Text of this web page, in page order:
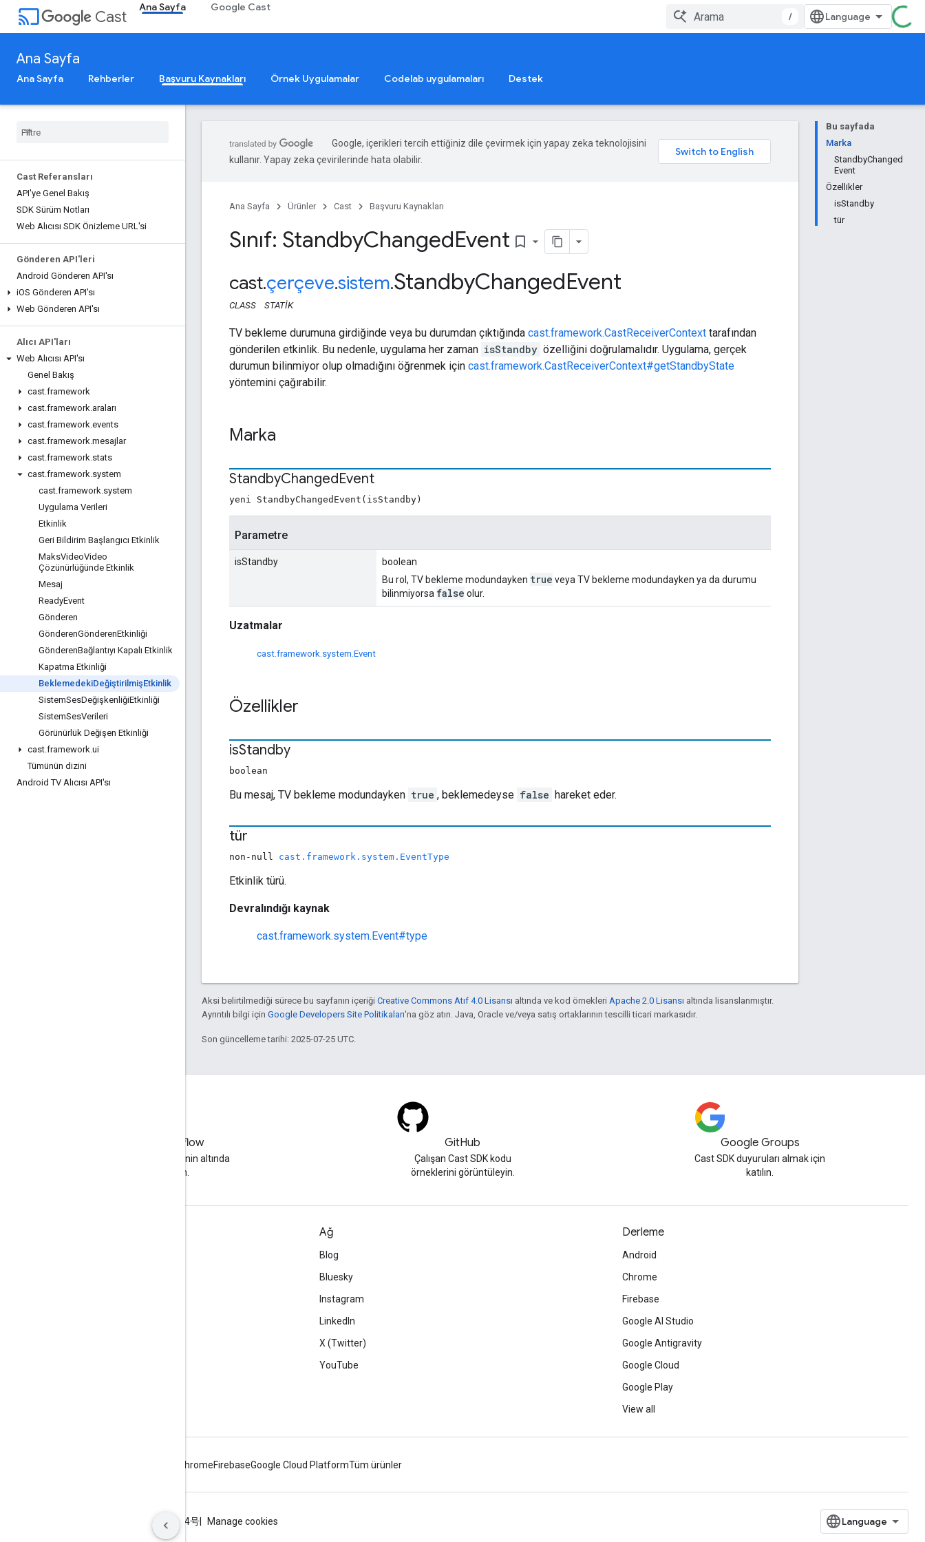
cast Cast
Ana Sayfa Google Cast
/
Ana Sayfa
Ana Sayfa Rehberler Başvuru Kaynakları Örnek Uygulamalar Codelab uygulamaları Destek
Cast Referansları
API'ye Genel Bakış
SDK Sürüm Notları
Web Alıcısı SDK Önizleme URL'si
Gönderen API'leri
Android Gönderen API'sı
iOS Gönderen API'sı
Web Gönderen API'sı
Alıcı API'ları
Web Alıcısı API'sı
Genel Bakış
cast.framework
cast.framework.araları
cast.framework.events
cast.framework.mesajlar
cast.framework.stats
cast.framework.system
cast.framework.system
Uygulama Verileri
Etkinlik
Geri Bildirim Başlangıcı Etkinlik
MaksVideoVideo
Çözünürlüğünde Etkinlik
Mesaj
ReadyEvent
Gönderen
GönderenGönderenEtkinliği
GönderenBağlantıyı Kapalı Etkinlik
Kapatma Etkinliği
BeklemedekiDeğiştirilmişEtkinlik
SistemSesDeğişkenliğiEtkinliği
SistemSesVerileri
Görünürlük Değişen Etkinliği
cast.framework.ui
Tümünün dizini
Android TV Alıcısı API'sı
Bu sayfada
Marka
StandbyChanged
Event
Özellikler
isStandby
tür
Google, içerikleri tercih ettiğiniz dile çevirmek için yapay zeka teknolojisini
kullanır. Yapay zeka çevirilerinde hata olabilir.
Ana Sayfa Ürünler Cast Başvuru Kaynakları
Sınıf: StandbyChangedEvent bookmark_border
cast.çerçeve.sistem.StandbyChangedEvent
CLASS STATIK
TV bekleme durumuna girdiğinde veya bu durumdan çıktığında cast.framework.CastReceiverContext tarafından
gönderilen etkinlik. Bu nedenle, uygulama her zaman isStandby özelliğini doğrulamalıdır. Uygulama, gerçek
durumun bilinmiyor olup olmadığını öğrenmek için cast.framework.CastReceiverContext#getStandbyState
yöntemini çağırabilir.
Marka
StandbyChangedEvent
yeni StandbyChangedEvent(isStandby)
Parametre
isStandby
boolean
Bu rol, TV bekleme modundayken true veya TV bekleme modundayken ya da durumu
bilinmiyorsa false olur.
Uzatmalar
cast.framework.system.Event
Özellikler
isStandby
boolean
Bu mesaj, TV bekleme modundayken true , beklemedeyse false hareket eder.
tür
non-null cast.framework.system.EventType
Etkinlik türü.
Devralındığı kaynak
cast.framework.system.Event#type
Aksi belirtilmediği sürece bu sayfanın içeriği Creative Commons Atıf 4.0 Lisansı altında ve kod örnekleri Apache 2.0 Lisansı altında lisanslanmıştır.
Ayrıntılı bilgi için Google Developers Site Politikaları'na göz atın. Java, Oracle ve/veya satış ortaklarının tescilli ticari markasıdır.
Son güncelleme tarihi: 2025-07-25 UTC.
Stack Overflow
Google yayın etiketinin altında
soru sorun.
GitHub
Çalışan Cast SDK kodu
örneklerini görüntüleyin.
Google Groups
Cast SDK duyuruları almak için
katılın.
Ağ
Blog
Bluesky
Instagram
LinkedIn
X (Twitter)
YouTube
Derleme
Android
Chrome
Firebase
Google AI Studio
Google Antigravity
Google Cloud
Google Play
View all
ChromeFirebaseGoogle Cloud PlatformTüm ürünler
ICP证合字B2-20070004号 Manage cookies